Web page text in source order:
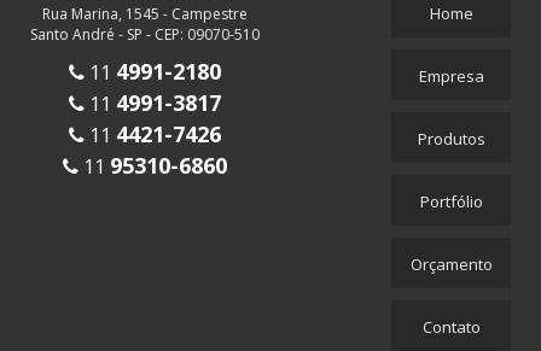
Rua Marina, 1545 - Campestre
Santo André - SP - CEP: 09070-510
11 4991-2180
11 4991-3817
11 4421-7426
11 95310-6860
Home
Empresa
Produtos
Portfólio
Orçamento
Contato